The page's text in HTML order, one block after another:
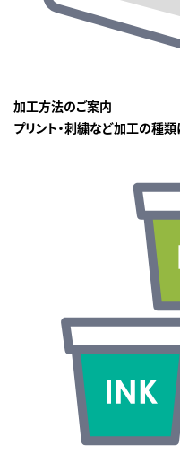
加工方法のご案内
プリント・刺繍など加工の種